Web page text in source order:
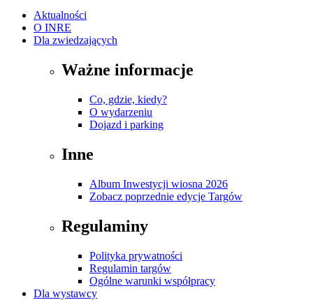
Aktualności
O INRE
Dla zwiedzających
Ważne informacje
Co, gdzie, kiedy?
O wydarzeniu
Dojazd i parking
Inne
Album Inwestycji wiosna 2026
Zobacz poprzednie edycje Targów
Regulaminy
Polityka prywatności
Regulamin targów
Ogólne warunki współpracy
Dla wystawcy